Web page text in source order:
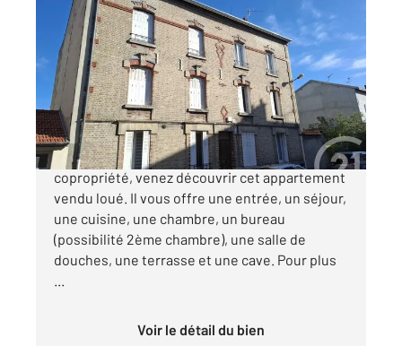
REIMS 51
54,40 m2, 3 pièces
Ref : 18078
Appartement F3 à vendre
105 000 €
REIMS - Place Luton - Dans une petite
copropriété, venez découvrir cet appartement
vendu loué. Il vous offre une entrée, un séjour,
une cuisine, une chambre, un bureau
(possibilité 2ème chambre), une salle de
douches, une terrasse et une cave. Pour plus
...
Voir le détail du bien